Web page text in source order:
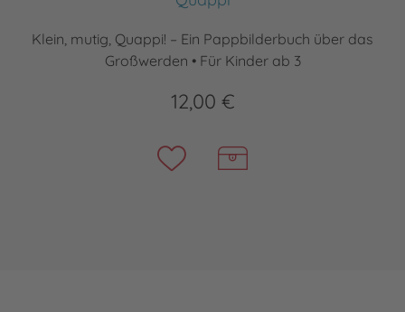
Klein, mutig, Quappi! – Ein Pappbilderbuch über das
Großwerden • Für Kinder ab 3
12,00 €